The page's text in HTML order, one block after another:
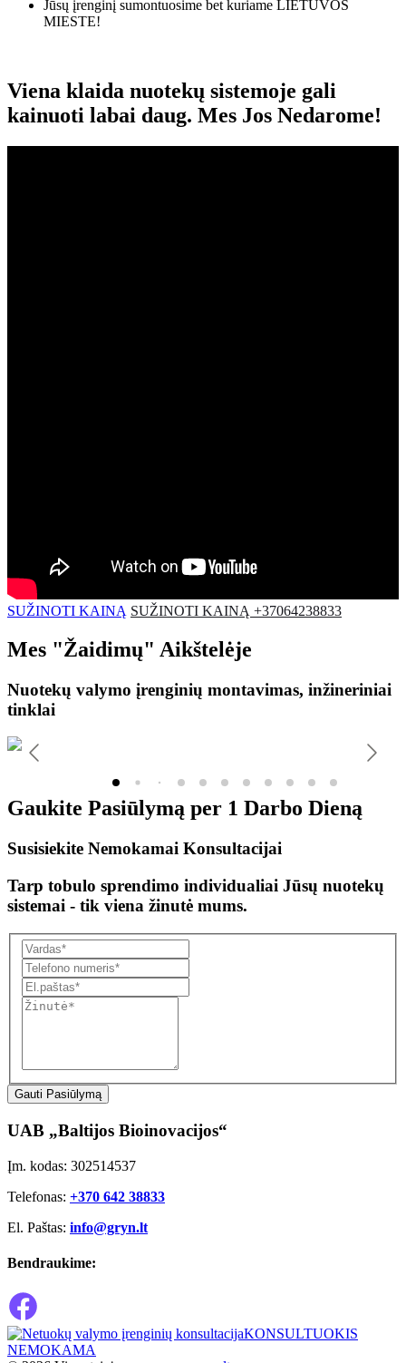
Jūsų įrenginį sumontuosime bet kuriame LIETUVOS
MIESTE!
Viena klaida nuotekų sistemoje gali
kainuoti labai daug. Mes Jos Nedarome!
SUŽINOTI KAINĄ SUŽINOTI KAINĄ +37064238833
Mes "Žaidimų" Aikštelėje
Nuotekų valymo įrenginių montavimas, inžineriniai
tinklai
Gaukite Pasiūlymą per 1 Darbo Dieną
Susisiekite Nemokamai Konsultacijai
Tarp tobulo sprendimo individualiai Jūsų nuotekų
sistemai - tik viena žinutė mums.
Gauti Pasiūlymą
UAB „Baltijos Bioinovacijos“
Įm. kodas: 302514537
Telefonas: +370 642 38833
El. Paštas: info@gryn.lt
Bendraukime:
KONSULTUOKIS
NEMOKAMA